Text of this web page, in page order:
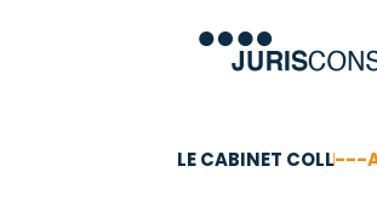
LE CABINET COLL---